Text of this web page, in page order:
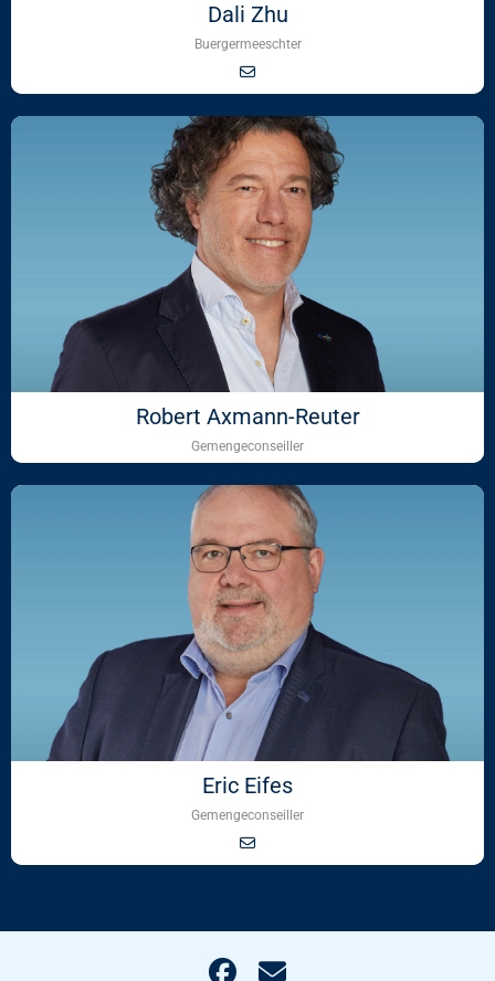
Dali Zhu
Buergermeeschter
Robert Axmann-Reuter
Gemengeconseiller
Eric Eifes
Gemengeconseiller